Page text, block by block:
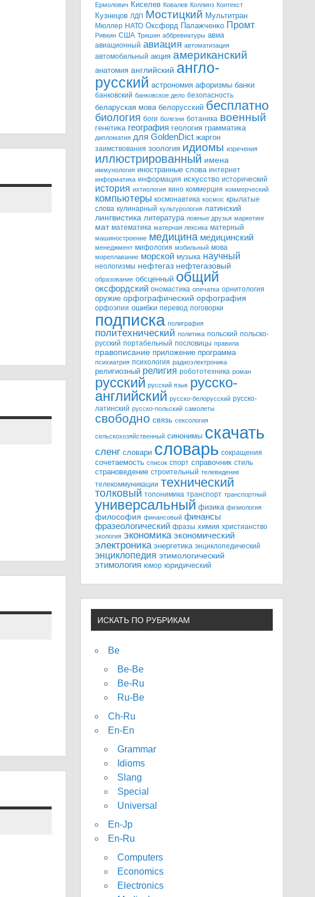
Ермолович Киселев Ковалев Коллинз Контекст
Кузнецов ЛДП Мостицкий Мультитран
Мюллер НАТО Оксфорд Палажченко Промт
Ривкин США Тришин аббревиатуры авиа
авиационный авиация автоматизация
автомобильный акция американский
анатомия английский англо-
русский астрономия афоризмы банки
банковский банковское дело безопасность
беларуская мова белорусский бесплатно
биология боги болезни ботаника военный
генетика география геология грамматика
дипломатия для GoldenDict жаргон
заимствования зоология идиомы изречения
иллюстрированный имена
иммунология иностранные слова интернет
информатика информация искусство исторический
история ихтиология кино коммерция коммерческий
компьютеры космонавтика космос крылатые
слова кулинарный культурология латинский
лингвистика литература ложные друзья маркетинг
мат математика матерная лексика матерный
машиностроение медицина медицинский
менеджмент мифология мобильный мова
мореплавание морской музыка научный
неологизмы нефтегаз нефтегазовый
образование обсценный общий
оксфордский ономастика опечатка орнитология
оружие орфографический орфография
орфоэпия ошибки перевод поговорки
подписка полиграфия
политехнический политика польский польско-
русский портабельный пословицы правила
правописание приложение программа
психиатрия психология радиоэлектроника
религиозный религия робототехника роман
русский русский язык русско-
английский русско-белорусский русско-
латинский русско-польский самолеты
свободно связь сексология
сельскохозяйственный синонимы скачать
сленг словари словарь сокращения
сочетаемость список спорт справочник стиль
страноведение строительный телевидение
телекоммуникации технический
толковый топонимика транспорт транспортный
универсальный физика физиология
философия финансовый финансы
фразеологический фразы химия христианство
экология экономика экономический
электроника энергетика энциклопедический
энциклопедия этимологический
этимология юмор юридический
ИСКАТЬ ПО РУБРИКАМ
Be
Be-Be
Be-Ru
Ru-Be
Ch-Ru
En-En
Grammar
Idioms
Slang
Special
Universal
En-Jp
En-Ru
Computers
Economics
Electronics